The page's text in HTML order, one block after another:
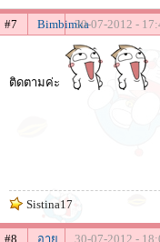
#7 Bimbimka30-07-2012 -
ติดตามค่ะ
Sistina17
#8 อาย 30-07-2012 -